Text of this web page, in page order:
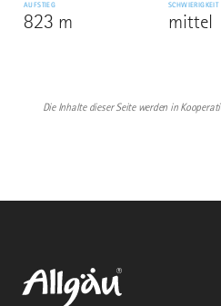
AUFSTIEG
823 m
SCHWIERIGKEIT
mittel
Die Inhalte dieser Seite werden in